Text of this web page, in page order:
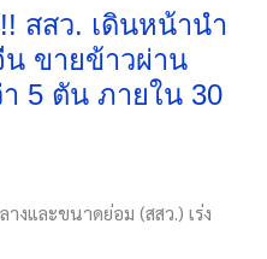
สสว. เดินหน้านำ
น ขายข้าวผ่าน
า 5 ตัน ภายใน 30
งและขนาดย่อม (สสว.) เร่ง